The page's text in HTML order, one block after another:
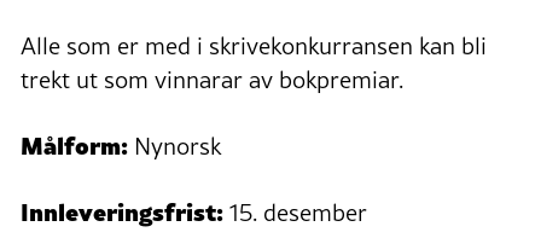
Alle som er med i skrivekonkurransen kan bli
trekt ut som vinnarar av bokpremiar.
Målform: Nynorsk
Innleveringsfrist:15. desember